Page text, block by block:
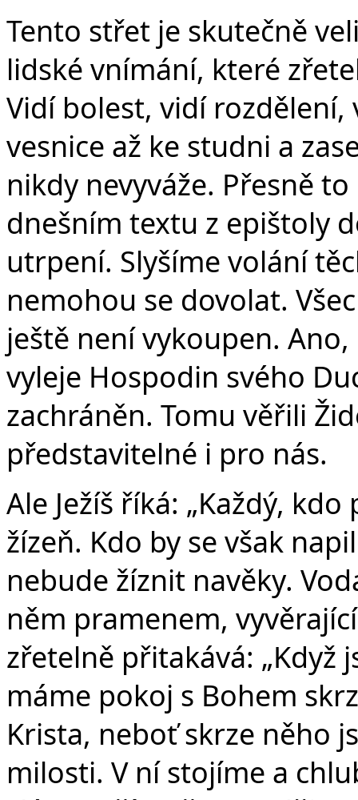
Tento střet je skutečně
lidské vnímání, které
Vidí bolest, vidí
vesnice až ke studni a
nikdy nevyváže. Přesně
dnešním textu z epištoly
utrpení. Slyšíme volání
nemohou se dovolat.
ještě není vykoupen.
vyleje Hospodin svého
zachráněn. Tomu věřili
představitelné i pro nás.
Ale Ježíš říká: „Každý,
žízeň. Kdo by se však
nebude žíznit navěky.
něm pramenem,
zřetelně přitakává: „Když
máme pokoj s Bohem
Krista, neboť skrze něho
milosti. V ní stojíme a